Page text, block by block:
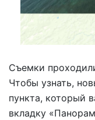
Съемки
Чтобы узнать,
пункта, который
вкладку